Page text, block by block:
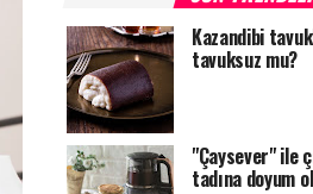
Kazandibi
tavuksuz mu?
"Çaysever" ile
tadına doyum